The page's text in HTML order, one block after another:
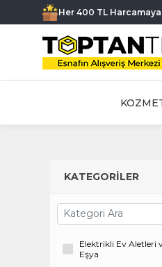
Her 400 TL Harcamaya
KATEGORİLER
Elektrikli Ev Aletleri
Eşya